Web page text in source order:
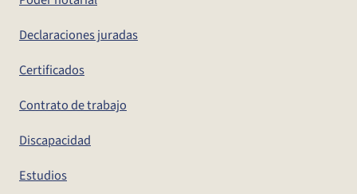
Declaraciones juradas
Certificados
Contrato de trabajo
Discapacidad
Estudios